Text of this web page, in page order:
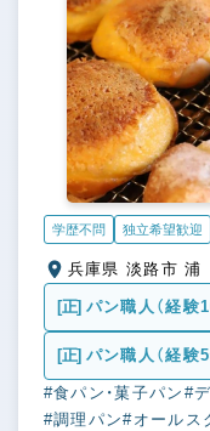
学歴不問 独立希望歓迎
兵庫県 淡路市 浦
[正] パン職人（経験
[正] パン職人（経験5
#食パン・菓子パン #
#調理パン#オールス